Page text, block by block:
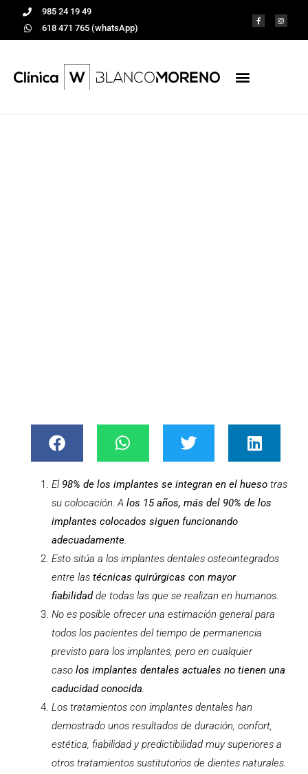
985 24 19 49
618 471 765 (whatsApp)
El 98% de los implantes se integran en el hueso tras
su colocación. A los 15 años, más del 90% de los
implantes colocados siguen funcionando
adecuadamente
Esto sitúa a los implantes dentales osteointegrados
entre las técnicas quirúrgicas con mayor
fiabilidadde todas las que se realizan en humanos.
No es posible ofrecer una estimación general para
todos los pacientes del tiempo de permanencia
previsto para los implantes, pero en cualquier
caso los implantes dentales actuales no tienen una
caducidad conocida
Los tratamientos con implantes dentales han
demostrado unos resultados de duración, confort,
estética, fiabilidad y predictibilidad muy superiores a
otros tratamientos sustitutorios de dientes naturales.